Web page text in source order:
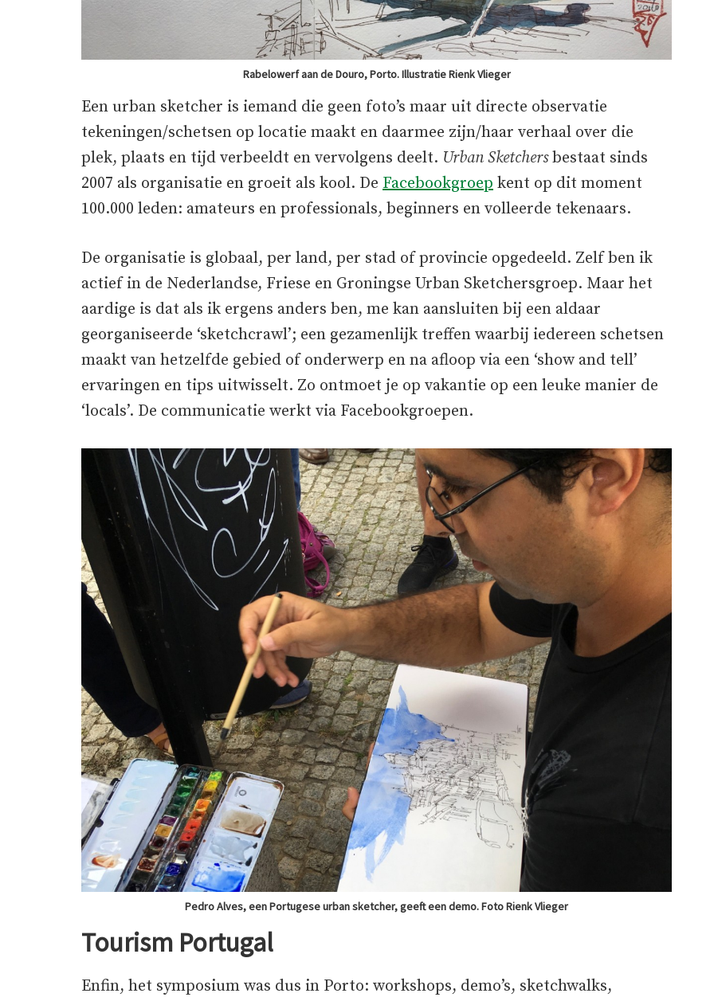
Rabelowerf aan de Douro, Porto. Illustratie Rienk Vlieger
Een urban sketcher is iemand die geen foto’s maar uit directe observatie
tekeningen/schetsen op locatie maakt en daarmee zijn/haar verhaal over die
plek, plaats en tijd verbeeldt en vervolgens deelt. Urban Sketchersbestaat sinds
2007 als organisatie en groeit als kool. De Facebookgroep kent op dit moment
100.000 leden: amateurs en professionals, beginners en volleerde tekenaars.
De organisatie is globaal, per land, per stad of provincie opgedeeld. Zelf ben ik
actief in de Nederlandse, Friese en Groningse Urban Sketchersgroep. Maar het
aardige is dat als ik ergens anders ben, me kan aansluiten bij een aldaar
georganiseerde ‘sketchcrawl’; een gezamenlijk treffen waarbij iedereen schetsen
maakt van hetzelfde gebied of onderwerp en na afloop via een ‘show and tell’
ervaringen en tips uitwisselt. Zo ontmoet je op vakantie op een leuke manier de
‘locals’. De communicatie werkt via Facebookgroepen.
Pedro Alves, een Portugese urban sketcher, geeft een demo. Foto Rienk Vlieger
Tourism Portugal
Enfin, het symposium was dus in Porto: workshops, demo’s, sketchwalks,